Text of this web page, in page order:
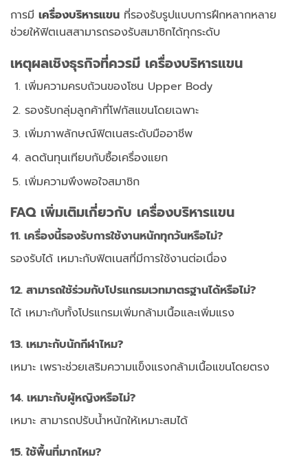
การมี เครื่องบริหารแขน ที่รองรับรูปแบบการฝึกหลากหลาย
ช่วยให้ฟิตเนสสามารถรองรับสมาชิกได้ทุกระดับ
เหตุผลเชิงธุรกิจที่ควรมี เครื่องบริหารแขน
เพิ่มความครบถ้วนของโซน Upper Body
รองรับกลุ่มลูกค้าที่โฟกัสแขนโดยเฉพาะ
เพิ่มภาพลักษณ์ฟิตเนสระดับมืออาชีพ
ลดต้นทุนเทียบกับซื้อเครื่องแยก
เพิ่มความพึงพอใจสมาชิก
FAQ เพิ่มเติมเกี่ยวกับ เครื่องบริหารแขน
11. เครื่องนี้รองรับการใช้งานหนักทุกวันหรือไม่?
รองรับได้ เหมาะกับฟิตเนสที่มีการใช้งานต่อเนื่อง
12. สามารถใช้ร่วมกับโปรแกรมเวทมาตรฐานได้หรือไม่?
ได้ เหมาะกับทั้งโปรแกรมเพิ่มกล้ามเนื้อและเพิ่มแรง
13. เหมาะกับนักกีฬาไหม?
เหมาะ เพราะช่วยเสริมความแข็งแรงกล้ามเนื้อแขนโดยตรง
14. เหมาะกับผู้หญิงหรือไม่?
เหมาะ สามารถปรับน้ำหนักให้เหมาะสมได้
15. ใช้พื้นที่มากไหม?